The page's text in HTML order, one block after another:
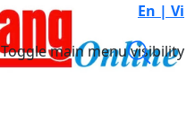
En | Vi
Toggle main menu visibility